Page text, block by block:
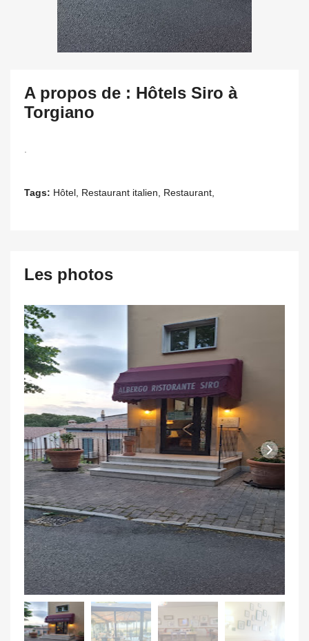
A propos de : Hôtels Siro à
Torgiano
Tags: Hôtel, Restaurant italien, Restaurant,
Les photos